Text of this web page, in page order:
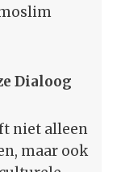
Dialoog
niet alleen
maar ook